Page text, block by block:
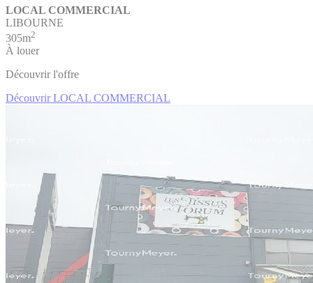
LOCAL COMMERCIAL
LIBOURNE
305m2
À louer
Découvrir l'offre
Découvrir LOCAL COMMERCIAL